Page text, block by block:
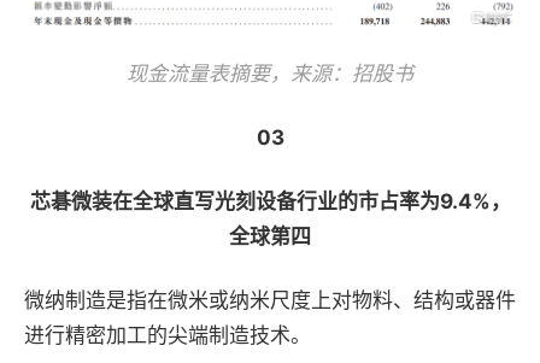
现金流量表摘要，来源：招股书
03
芯碁微装在全球直写光刻设备行业的市占率为9.4%，
全球第四
微纳制造是指在微米或纳米尺度上对物料、结构或器件
进行精密加工的尖端制造技术。